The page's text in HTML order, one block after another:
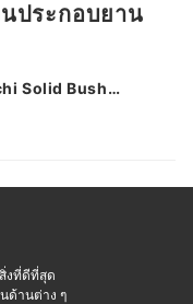
ประกอบยาน
Solid Bush
งที่ดีที่สุด
ด้านต่าง ๆ